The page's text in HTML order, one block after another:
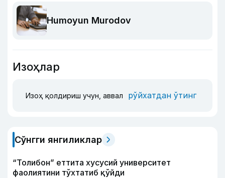
Humoyun Murodov
Изоҳлар
Изоҳ қолдириш учун, аввал рўйхатдан ўтинг
Сўнгги янгиликлар
“Толибон” еттита хусусий университет
фаолиятини тўхтатиб қўйди